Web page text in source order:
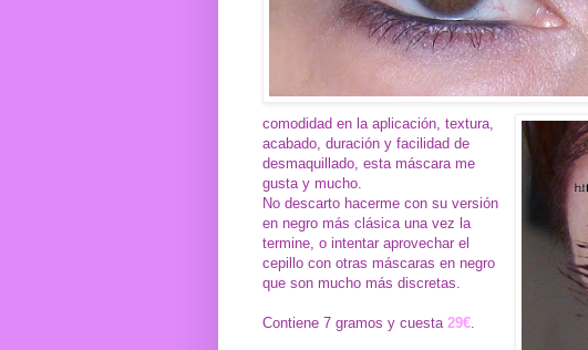
comodidad en la aplicación, textura,
acabado, duración y facilidad de
desmaquillado, esta máscara me
gusta y mucho.
No descarto hacerme con su versión
en negro más clásica una vez la
termine, o intentar aprovechar el
cepillo con otras máscaras en negro
que son mucho más discretas.
Contiene 7 gramos y cuesta 29€.